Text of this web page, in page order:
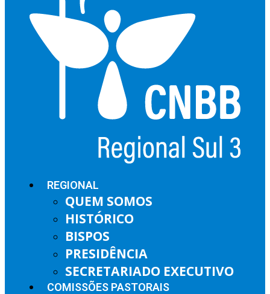
REGIONAL
QUEM SOMOS
HISTÓRICO
BISPOS
PRESIDÊNCIA
SECRETARIADO EXECUTIVO
COMISSÕES PASTORAIS